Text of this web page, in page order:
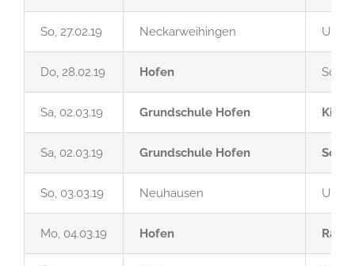
So, 27.02.19 Neckarweihingen
Do, 28.02.19 Hofen
Sa, 02.03.19 Grundschule Hofen
Sa, 02.03.19 Grundschule Hofen
So, 03.03.19 Neuhausen
Mo, 04.03.19 Hofen